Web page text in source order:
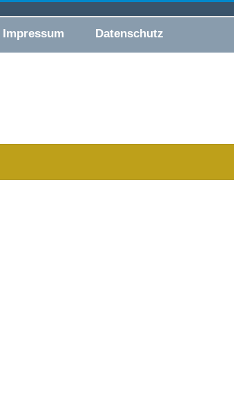
Impressum Datenschutz